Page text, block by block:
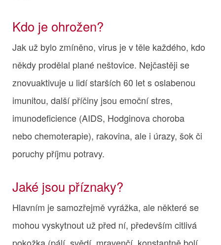
Kdo je ohrožen?
Jak už bylo zmíněno, virus je v těle každého, kdo
někdy prodělal plané neštovice. Nejčastěji se
znovuaktivuje u lidí starších 60 let s oslabenou
imunitou, další příčiny jsou emoční stres,
imunodeficience (AIDS, Hodginova choroba
nebo chemoterapie), rakovina, ale i úrazy, šok či
poruchy příjmu potravy.
Jaké jsou příznaky?
Hlavním je samozřejmě vyrážka, ale některé se
mohou vyskytnout už před ní, především citlivá
pokožka (pálí, svědí, mravenčí, konstantně bolí